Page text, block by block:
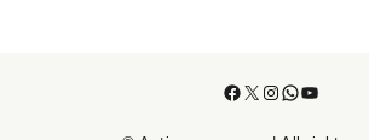
Facebook
X Instagram
WhatsApp
YouTube